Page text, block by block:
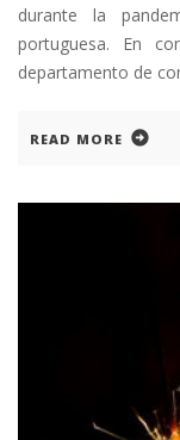
durante la
portuguesa. En
departamento de
READ MORE